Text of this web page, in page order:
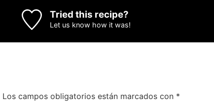
Tried this recipe?
Let us know how it was!
Los campos obligatorios están marcados con *